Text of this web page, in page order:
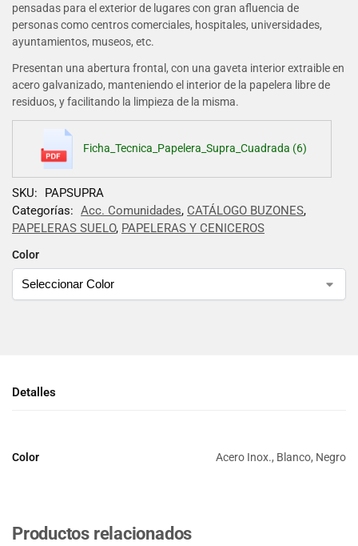
Color
SKU:
PAPSUPRA
Categorías: Acc. Comunidades, CATÁLOGO BUZONES,
PAPELERAS SUELO, PAPELERAS Y CENICEROS
pensadas para el exterior de lugares con gran afluencia de
personas como centros comerciales, hospitales, universidades,
ayuntamientos, museos, etc.
Presentan una abertura frontal, con una gaveta interior extraible en
acero galvanizado, manteniendo el interior de la papelera libre de
residuos, y facilitando la limpieza de la misma.
Ficha_Tecnica_Papelera_Supra_Cuadrada (6)
Detalles
Color Acero Inox., Blanco, Negro
Productos relacionados